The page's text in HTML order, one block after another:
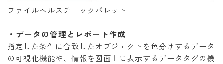
ファイルヘルスチェックパレット
・データの管理とレポート作成
指定した条件に合致したオブジェクトを色分けするデータ
の可視化機能や、情報を図面上に表示するデータタグの機